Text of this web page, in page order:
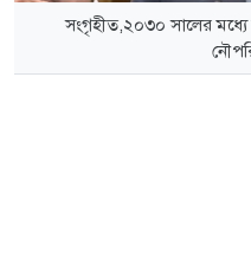
সংগৃহীত,২০৩০ সালের মধ্যে